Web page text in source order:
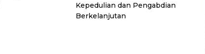
Kepedulian dan Pengabdian
Berkelanjutan